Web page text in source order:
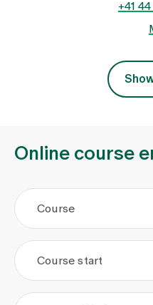
+41 44
Online course
Course
. .
Course start